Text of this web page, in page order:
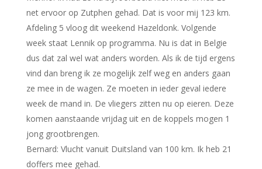
net ervoor op Zutphen gehad. Dat is voor mij 123 km.
Afdeling 5 vloog dit weekend Hazeldonk. Volgende
week staat Lennik op programma. Nu is dat in Belgie
dus dat zal wel wat anders worden. Als ik de tijd ergens
vind dan breng ik ze mogelijk zelf weg en anders gaan
ze mee in de wagen. Ze moeten in ieder geval iedere
week de mand in. De vliegers zitten nu op eieren. Deze
komen aanstaande vrijdag uit en de koppels mogen 1
jong grootbrengen.
Bernard: Vlucht vanuit Duitsland van 100 km. Ik heb 21
doffers mee gehad.